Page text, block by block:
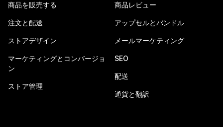
商品を販売する
注文と配送
ストアデザイン
マーケティングとコンバージョ
ン
ストア管理
商品レビュー
アップセルとバンドル
メールマーケティング
SEO
配送
通貨と翻訳